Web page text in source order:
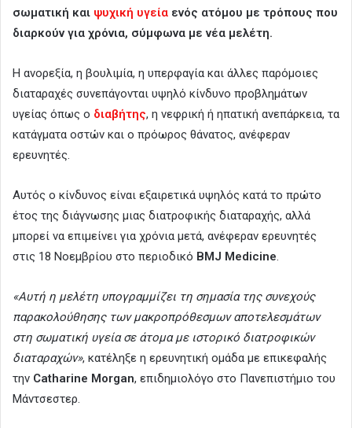
σωματική και ψυχική υγεία ενός ατόμου με τρόπους που
διαρκούν για χρόνια, σύμφωνα με νέα μελέτη.
Η ανορεξία, η βουλιμία, η υπερφαγία και άλλες παρόμοιες
διαταραχές συνεπάγονται υψηλό κίνδυνο προβλημάτων
υγείας όπως ο διαβήτης, η νεφρική ή ηπατική ανεπάρκεια, τα
κατάγματα οστών και ο πρόωρος θάνατος, ανέφεραν
ερευνητές.
Αυτός ο κίνδυνος είναι εξαιρετικά υψηλός κατά το πρώτο
έτος της διάγνωσης μιας διατροφικής διαταραχής, αλλά
μπορεί να επιμείνει για χρόνια μετά, ανέφεραν ερευνητές
στις 18 Νοεμβρίου στο περιοδικό BMJ Medicine.
«Αυτή η μελέτη υπογραμμίζει τη σημασία της συνεχούς
παρακολούθησης των μακροπρόθεσμων αποτελεσμάτων
στη σωματική υγεία σε άτομα με ιστορικό διατροφικών
διαταραχών», κατέληξε η ερευνητική ομάδα με επικεφαλής
την Catharine Morgan, επιδημιολόγο στο Πανεπιστήμιο του
Μάντσεστερ.